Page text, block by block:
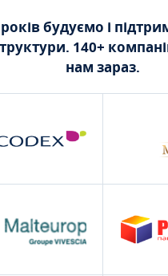
будуємо і
140+
нам зараз.